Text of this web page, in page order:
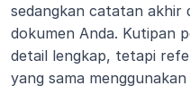
sedangkan catatan akhir
dokumen Anda. Kutipan
detail lengkap, tetapi
yang sama